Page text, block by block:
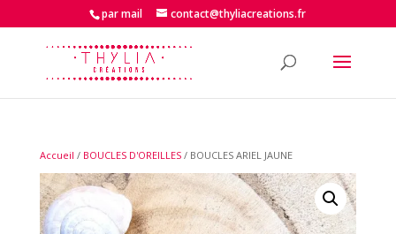
par mail contact@thyliacreations.fr
Accueil / BOUCLES D'OREILLES/ BOUCLES ARIEL JAUNE